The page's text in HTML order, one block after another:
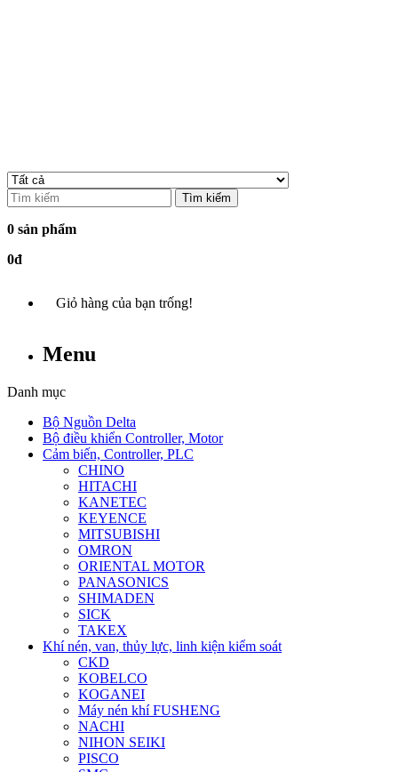
Tìm kiếm
0 sản phẩm
0đ
Giỏ hàng của bạn trống!
Menu
Danh mục
Bộ Nguồn Delta
Bộ điều khiển Controller, Motor
Cảm biến, Controller, PLC
CHINO
HITACHI
KANETEC
KEYENCE
MITSUBISHI
OMRON
ORIENTAL MOTOR
PANASONICS
SHIMADEN
SICK
TAKEX
Khí nén, van, thủy lực, linh kiện kiểm soát
CKD
KOBELCO
KOGANEI
Máy nén khí FUSHENG
NACHI
NIHON SEIKI
PISCO